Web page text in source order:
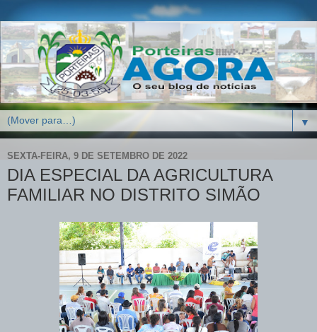
▼
SEXTA-FEIRA, 9 DE SETEMBRO DE 2022
DIA ESPECIAL DA AGRICULTURA
FAMILIAR NO DISTRITO SIMÃO